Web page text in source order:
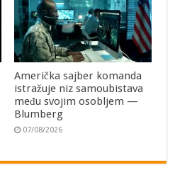
Američka sajber komanda
istražuje niz samoubistava
među svojim osobljem —
Blumberg
07/08/2026